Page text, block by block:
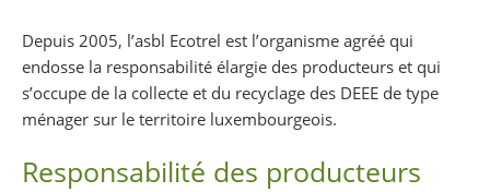
Depuis 2005, l’asbl Ecotrel est l’organisme agréé qui
endosse la responsabilité élargie des producteurs et qui
s’occupe de la collecte et du recyclage des DEEE de type
ménager sur le territoire luxembourgeois.
Responsabilité des producteurs